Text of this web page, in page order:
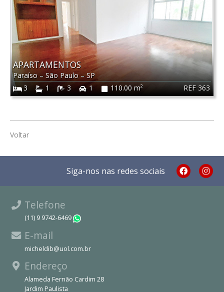
REF 363
APARTAMENTOS
Paraíso– São Paulo –SP
3
1 3 1 110.00 m²
Voltar
Siga-nos nas redes sociais
Telefone
(11) 9 9742-6469
E-mail
micheldib@uol.com.br
Endereço
Alameda Fernão Cardim 28
Jardim Paulista